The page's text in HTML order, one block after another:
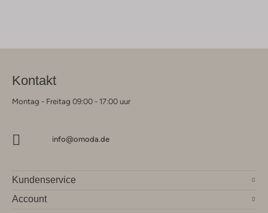
Kontakt
Montag - Freitag 09:00 - 17:00 uur
info@omoda.de
Kundenservice
Account